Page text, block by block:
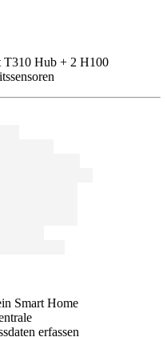
T310 Hub + 2 H100
Smart Home
erfassen